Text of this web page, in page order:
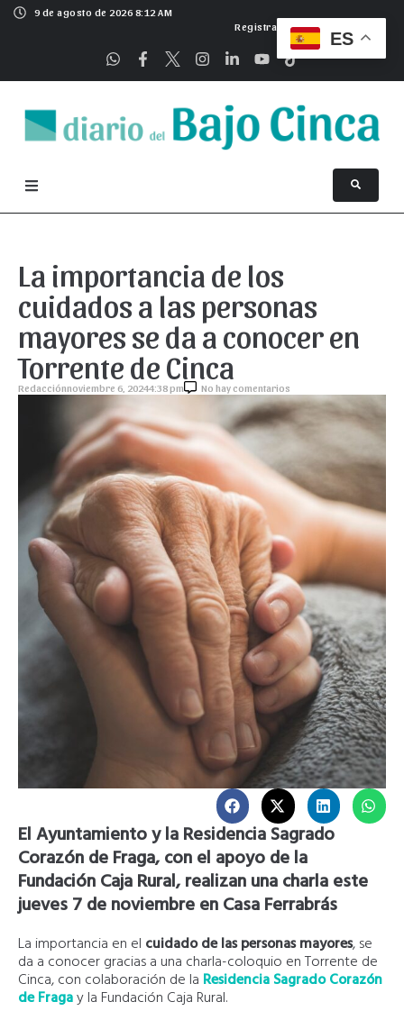
9 de agosto de 2026 8:12 AM
Registrarse
La importancia de los
cuidados a las personas
mayores se da a conocer en
Torrente de Cinca
Redacciónnoviembre 6, 20244:38 pm No hay comentarios
El Ayuntamiento y la Residencia Sagrado
Corazón de Fraga, con el apoyo de la
Fundación Caja Rural, realizan una charla este
jueves 7 de noviembre en Casa Ferrabrás
La importancia en el cuidado de las personas mayores, se
da a conocer gracias a una charla-coloquio en Torrente de
Cinca, con colaboración de la Residencia Sagrado Corazón
de Fragay la Fundación Caja Rural.
ES